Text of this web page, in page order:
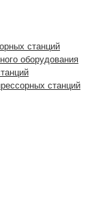
станций
оборудования
станций